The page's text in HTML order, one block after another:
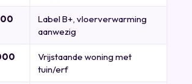
Label B+, vloerverwarming
aanwezig
Vrijstaande woning met
tuin/erf